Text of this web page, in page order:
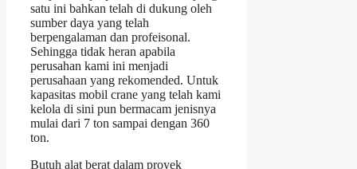
satu ini bahkan telah di dukung oleh
sumber daya yang telah
berpengalaman dan profeisonal.
Sehingga tidak heran apabila
perusahan kami ini menjadi
perusahaan yang rekomended. Untuk
kapasitas mobil crane yang telah kami
kelola di sini pun bermacam jenisnya
mulai dari 7 ton sampai dengan 360
ton.
Butuh alat berat dalam proyek